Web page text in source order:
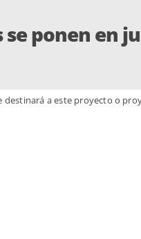
se ponen en
destinará a este proyecto o